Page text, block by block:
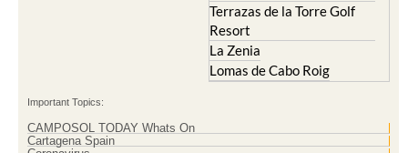
Terrazas de la Torre Golf
Resort
La Zenia
Lomas de Cabo Roig
Important Topics:
CAMPOSOL TODAY Whats On
Cartagena Spain